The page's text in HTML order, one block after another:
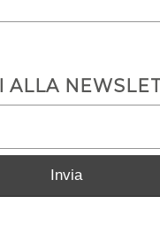
ALLA